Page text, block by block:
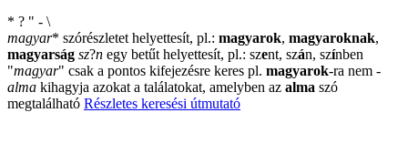
* ? " - \
magyar* szórészletet helyettesít, pl.: magyarok, magyaroknak,
magyarság sz?n egy betűt helyettesít, pl.: szent, szán, színben
"magyar" csak a pontos kifejezésre keres pl. magyarok-ra nem -
alma kihagyja azokat a találatokat, amelyben az alma szó
megtalálható Részletes keresési útmutató